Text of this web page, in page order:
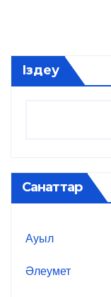
Іздеу
Санаттар
Ауыл
Әлеумет